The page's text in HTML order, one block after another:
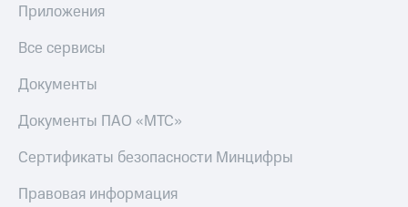
Приложения
Все сервисы
Документы
Документы ПАО «МТС»
Сертификаты безопасности Минцифры
Правовая информация